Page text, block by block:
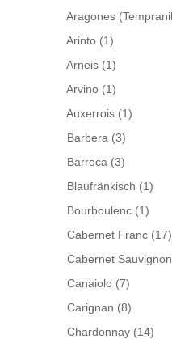
Aragones
Arinto (1)
Arneis (1)
Arvino (1)
Auxerrois (1)
Barbera (3)
Barroca (3)
Blaufränkisch (1)
Bourboulenc (1)
Cabernet Franc (17)
Cabernet Sauvignon
Canaiolo (7)
Carignan (8)
Chardonnay (14)